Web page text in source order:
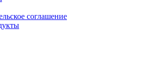
соглашение